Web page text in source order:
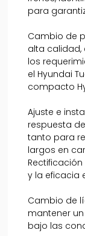
para
Cambio de
alta calidad,
los
el Hyundai
compacto
Ajuste e
respuesta
tanto para
largos en
y la eficacia
Cambio de
mantener
bajo las